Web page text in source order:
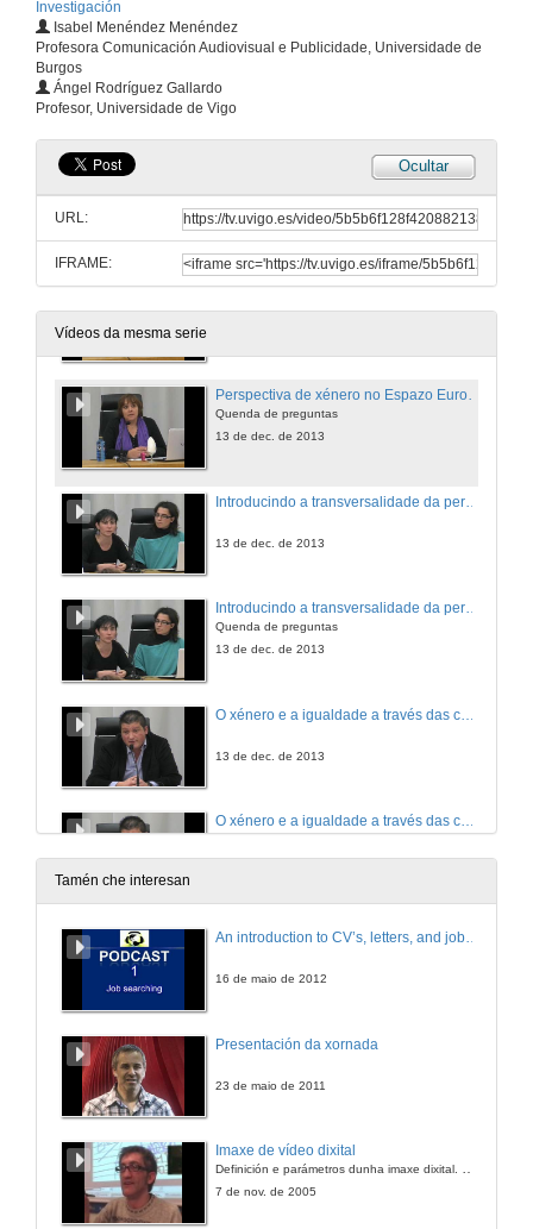
Investigación
Isabel Menéndez Menéndez
Profesora Comunicación Audiovisual e Publicidade, Universidade de
Burgos
Ángel Rodríguez Gallardo
Profesor, Universidade de Vigo
Ocultar
URL:
IFRAME:
Vídeos da mesma serie
13 de dec. de 2013
Clase inaugural. Quenda de preguntas
As boas alumnas ante os TFG: atrapadas entre a cultura comunicativa feminina e o androcentrismo
13 de dec. de 2013
Perspectiva de xénero no Espazo Europeo de Educación Superior: Contidos docentes en Comunicación
Perspectiva de xénero no Espazo Europeo de Educación Superior: Contidos docentes en Comunicación
Quenda de preguntas
13 de dec. de 2013
13 de dec. de 2013
Introducindo a transversalidade da perspectiva de xénero nos novos formatos docentes
Quenda de preguntas
13 de dec. de 2013
13 de dec. de 2013
O xénero e a igualdade a través das cancións (Foro virtual de debate de vídeo on line)
13 de dec. de 2013
Quenda de preguntas
Tamén che interesan
An introduction to CV’s, letters, and job searching
16 de maio de 2012
Presentación da xornada
23 de maio de 2011
Imaxe de vídeo dixital
7 de nov. de 2005